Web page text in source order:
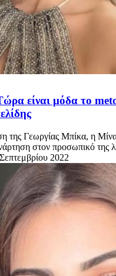
είναι μόδα το
της Γεωργίας Μπίκα, η
στον προσωπικό της
2022